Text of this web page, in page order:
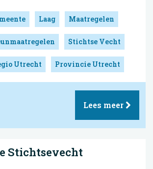
Laag Maatregelen
Stichtse Vecht
Utrecht Provincie Utrecht
Lees meer
Stichtsevecht